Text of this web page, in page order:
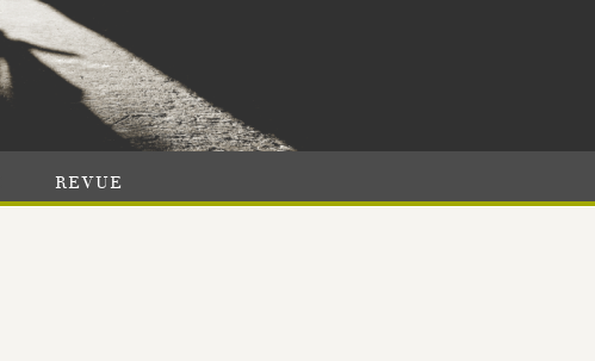
REVUE